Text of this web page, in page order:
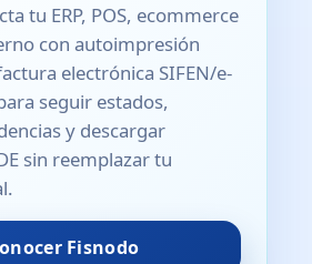
tu ERP, POS, ecommerce
con autoimpresión
electrónica SIFEN/e-
seguir estados,
y descargar
sin reemplazar tu
Fisnodo